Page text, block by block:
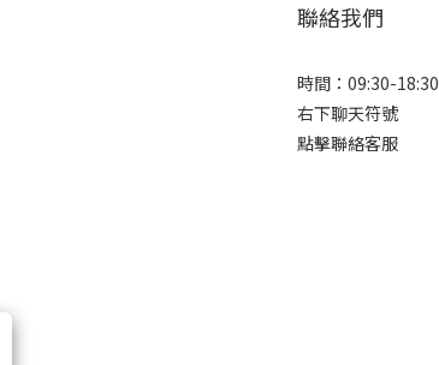
聯絡我們
時間：09:30-18:30
右下聊天符號
點擊聯絡客服